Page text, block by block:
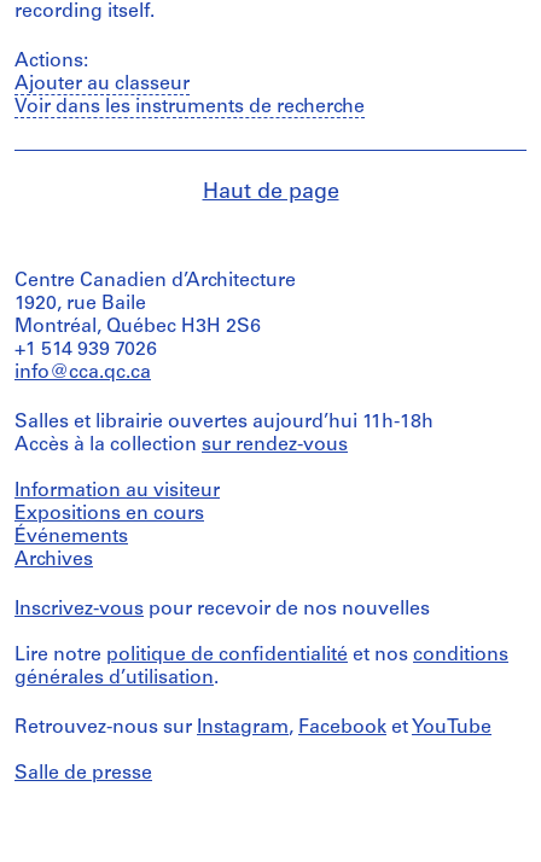
recording itself.
Actions:
Ajouter au classeur
Voir dans les instruments de recherche
Haut de page
Centre Canadien d’Architecture
1920, rue Baile
Montréal, Québec H3H 2S6
+1 514 939 7026
info@cca.qc.ca
Salles et librairie ouvertes aujourd’hui 11h-18h
Accès à la collection sur rendez-vous
Information au visiteur
Expositions en cours
Événements
Archives
Inscrivez-vous pour recevoir de nos nouvelles
Lire notre politique de confidentialité et nos conditions
générales d’utilisation.
Retrouvez-nous sur Instagram, Facebook et YouTube
Salle de presse